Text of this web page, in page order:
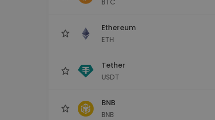
Finde deine Krypto-Strategie
Ethereum
ETH
Tether
USDT
BNB
BNB